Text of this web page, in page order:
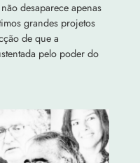
desaparece apenas
grandes projetos
de que a
pelo poder do